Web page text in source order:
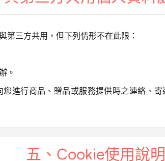
第三方共用，但下列情形不在此限：
。
進行商品、贈品或服務提供時之連絡、
五、Cookie使用說明